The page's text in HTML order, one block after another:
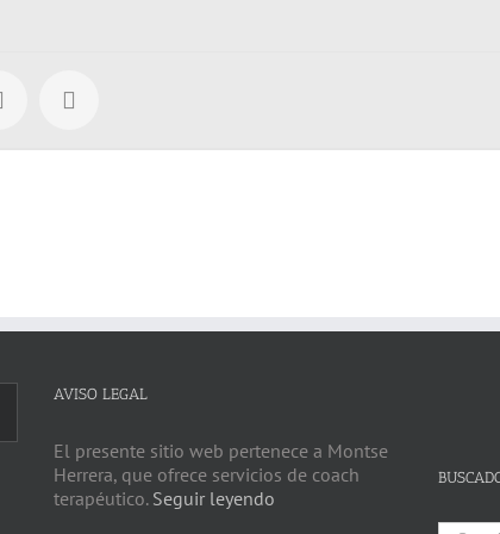
AVISO LEGAL
El presente sitio web pertenece a Montse
Herrera, que ofrece servicios de coach
terapéutico. Seguir leyendo